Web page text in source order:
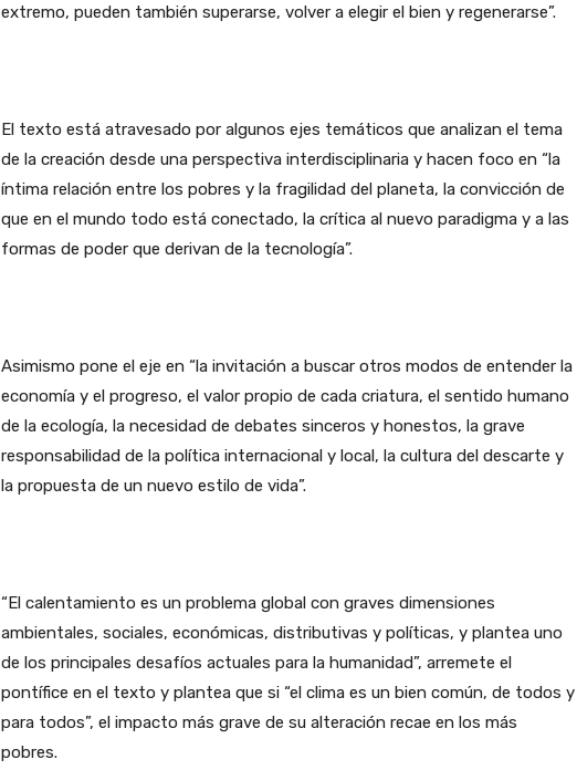
extremo, pueden también superarse, volver a elegir el bien y regenerarse”.
El texto está atravesado por algunos ejes temáticos que analizan el tema
de la creación desde una perspectiva interdisciplinaria y hacen foco en “la
íntima relación entre los pobres y la fragilidad del planeta, la convicción de
que en el mundo todo está conectado, la crítica al nuevo paradigma y a las
formas de poder que derivan de la tecnología”.
Asimismo pone el eje en “la invitación a buscar otros modos de entender la
economía y el progreso, el valor propio de cada criatura, el sentido humano
de la ecología, la necesidad de debates sinceros y honestos, la grave
responsabilidad de la política internacional y local, la cultura del descarte y
la propuesta de un nuevo estilo de vida”.
“El calentamiento es un problema global con graves dimensiones
ambientales, sociales, económicas, distributivas y políticas, y plantea uno
de los principales desafíos actuales para la humanidad”, arremete el
pontífice en el texto y plantea que si “el clima es un bien común, de todos y
para todos”, el impacto más grave de su alteración recae en los más
pobres.